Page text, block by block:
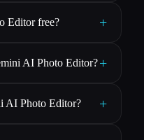
Editor free? +
AI Photo Editor?+
AI Photo Editor? +